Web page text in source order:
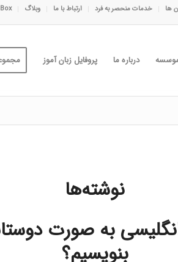
ها خدمات منحصر به فرد ارتباط با ما وبلاگ
درباره ما پروفایل زبان آموز
نوشته‌ها
به صورت
بنویسیم؟